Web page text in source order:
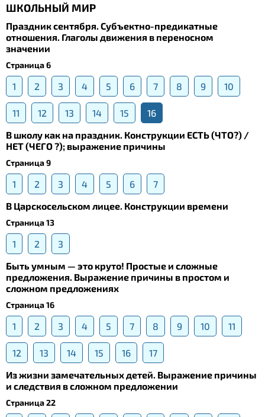
ШКОЛЬНЫЙ МИР
Праздник сентября. Субъектно-предикатные
отношения. Глаголы движения в переносном
значении
Страница 6
1 2 3 4 5 6 7 8 9 10
11 12 13 14 15
16
В школу как на праздник. Конструкции ЕСТЬ (ЧТО?) /
НЕТ (ЧЕГО ?); выражение причины
Страница 9
1 2 3 4 5 6
7
В Царскосельском лицее. Конструкции времени
Страница 13
1 2
3
Быть умным — это круто! Простые и сложные
предложения. Выражение причины в простом и
сложном предложениях
Страница 16
1 2 3 4 5 7 8 9 10 11
12 13 14 15 16
17
Из жизни замечательных детей. Выражение причины
и следствия в сложном предложении
Страница 22